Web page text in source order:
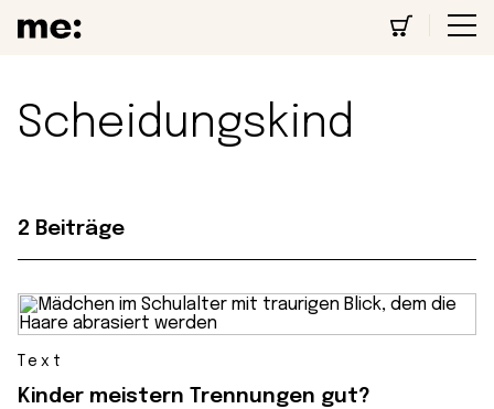
Scheidungskind
2 Beiträge
Text
Kinder meistern Trennungen gut?